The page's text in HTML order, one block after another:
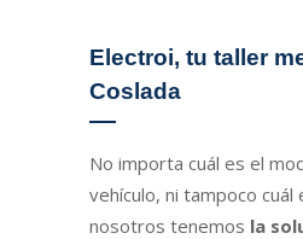
Electroi, tu taller
Coslada
No importa cuál es el
vehículo, ni tampoco cuál
nosotros tenemos la